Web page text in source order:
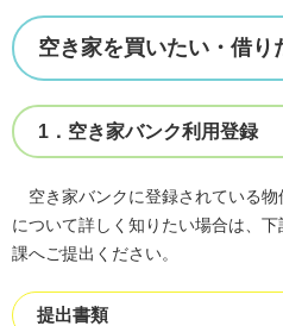
空き家を買いたい・借り
1．空き家バンク利用登録
空き家バンクに登録されている
について詳しく知りたい場合は、
課へご提出ください。
提出書類